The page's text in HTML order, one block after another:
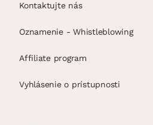
Kontaktujte nás
Oznamenie - Whistleblowing
Affiliate program
Vyhlásenie o prístupnosti